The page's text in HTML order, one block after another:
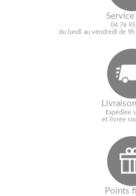
04 76
du lundi au vendredi de
Expédiée
et livrée
Points